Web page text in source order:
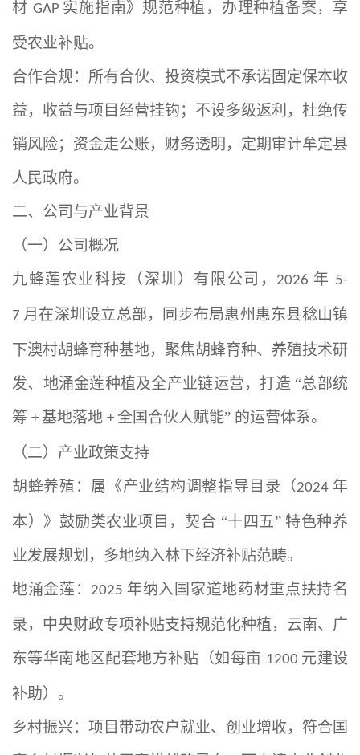
材 GAP 实施指南》规范种植，办理种植备案，享
受农业补贴。
合作合规：所有合伙、投资模式不承诺固定保本收
益，收益与项目经营挂钩；不设多级返利，杜绝传
销风险；资金走公账，财务透明，定期审计牟定县
人民政府。
二、公司与产业背景
（一）公司概况
九蜂莲农业科技（深圳）有限公司， 2026 年 5-
7月在深圳设立总部，同步布局惠州惠东县稔山镇
下澳村胡蜂育种基地，聚焦胡蜂育种、养殖技术研
发、地涌金莲种植及全产业链运营，打造 “总部统
筹 + 基地落地 + 全国合伙人赋能” 的运营体系。
（二）产业政策支持
胡蜂养殖：属《产业结构调整指导目录（2024 年
本）》鼓励类农业项目，契合 “十四五” 特色种养
业发展规划，多地纳入林下经济补贴范畴。
地涌金莲： 2025 年纳入国家道地药材重点扶持名
录，中央财政专项补贴支持规范化种植，云南、广
东等华南地区配套地方补贴（如每亩 1200 元建设
补助）。
乡村振兴：项目带动农户就业、创业增收，符合国